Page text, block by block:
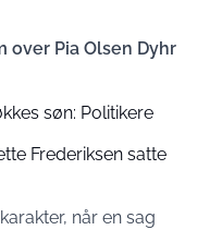
Pia Olsen Dyhr
søn: Politikere
Frederiksen satte
når en sag